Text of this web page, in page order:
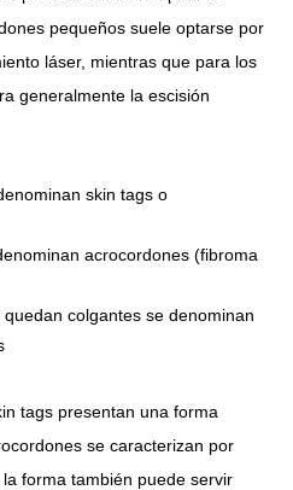
pequeños suele optarse por
láser, mientras que para los
generalmente la escisión
skin tags o
acrocordones (fibroma
colgantes se denominan
tags presentan una forma
se caracterizan por
forma también puede servir